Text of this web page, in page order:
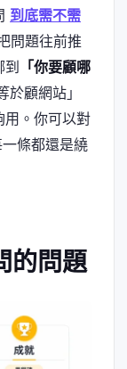
到底需不需
問題往前推
到 「你要顧哪
於顧網站」
用。你可以對
一條都還是繞
的問題